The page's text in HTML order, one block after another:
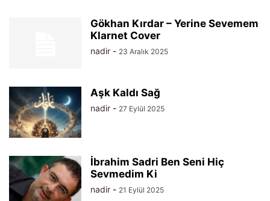
Gökhan Kırdar – Yerine Sevemem
Klarnet Cover
nadir - 23 Aralık 2025
Aşk Kaldı Sağ
nadir - 27 Eylül 2025
İbrahim Sadri Ben Seni Hiç
Sevmedim Ki
nadir - 21 Eylül 2025